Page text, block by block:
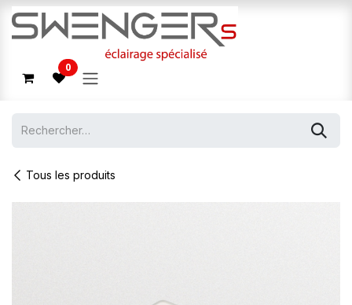
Se rendre au contenu
0
Tous les produits